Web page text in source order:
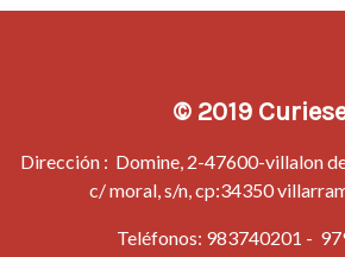
© 2019
Dirección : Domine, 2-47600-villalon
c/ moral, s/n, cp:34350
Teléfonos: 983740201 -